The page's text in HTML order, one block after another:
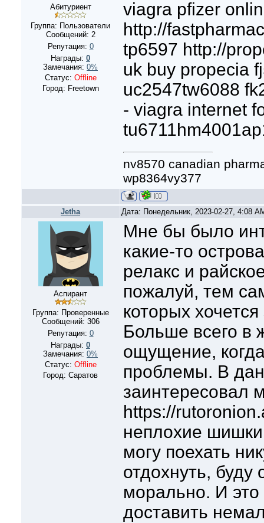
Абитуриент
Группа: Пользователи
Сообщений: 2
Репутация: 0
Награды: 0
Замечания: 0%
Статус: Offline
Город: Freetown
viagra pfizer
http://
tp6597 http://
uk buy propecia
uc2547tw6088
- viagra internet
nv8570 canadian
wp8364vy377
Jetha Дата: Понедельник, 2023-02-27, 4:08
Аспирант
Группа: Проверенные
Сообщений: 306
Репутация: 0
Награды: 0
Замечания: 0%
Статус: Offline
Город: Саратов
Мне бы было
какие-то
релакс и
пожалуй, тем
которых
Больше всего в
ощущение,
проблемы. В
заинтересовал
https://
неплохие
могу поехать
отдохнуть, буду
морально. И
доставить